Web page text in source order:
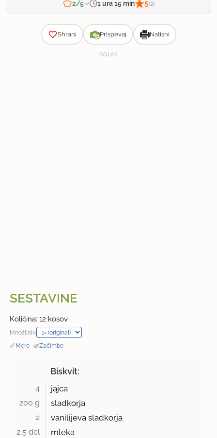
2/5 1 ura 15 min 5(2)
Shrani Prispevaj Natisni
OGLAS
SESTAVINE
Količina: 12 kosov
Množilnik:
📏Mere · 🌿Začimbe
Biskvit:
4 jajca
200 g sladkorja
2 vanilijeva sladkorja
2,5 dcl mleka